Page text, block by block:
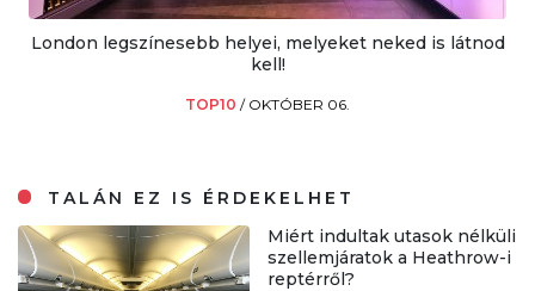
London legszínesebb helyei, melyeket neked is látnod
kell!
TOP10 / OKTÓBER 06.
TALÁN EZ IS ÉRDEKELHET
Miért indultak utasok nélküli
szellemjáratok a Heathrow-i
reptérről?